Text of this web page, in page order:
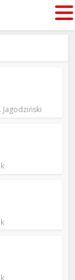
Jagodziński